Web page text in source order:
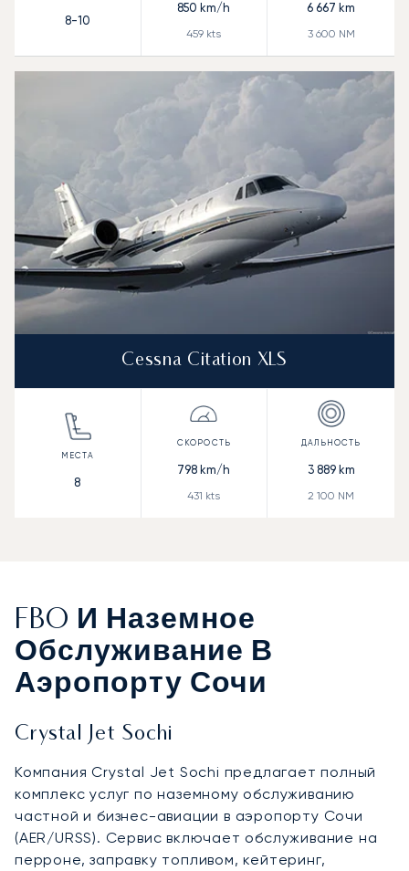
8-10
850 km/h
459 kts
6 667 km
3 600 NM
Cessna Citation XLS
8
798 km/h
431 kts
3 889km
2 100 NM
FBO И Наземное
Обслуживание В
Аэропорту Сочи
Crystal Jet Sochi
Компания Crystal Jet Sochi предлагает полный
комплекс услуг по наземному обслуживанию
частной и бизнес-авиации в аэропорту Сочи
(AER/URSS). Сервис включает обслуживание на
перроне, заправку топливом, кейтеринг,